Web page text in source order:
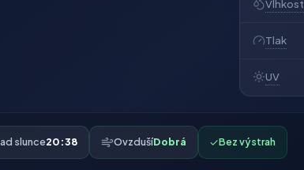
Vlhkost
Tlak
UV
slunce20:38 OvzdušíDobrá ✓Bez výstrah